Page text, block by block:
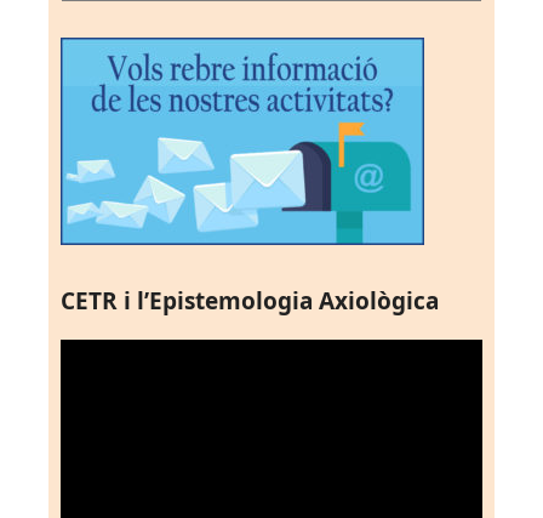
CETR i l’Epistemologia Axiològica